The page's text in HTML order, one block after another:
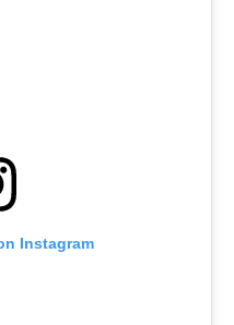
Instagram